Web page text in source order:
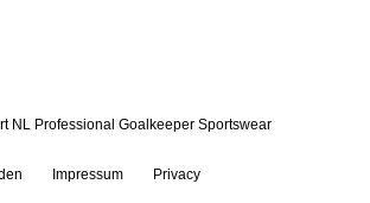
NL Professional Goalkeeper Sportswear
Impressum Privacy